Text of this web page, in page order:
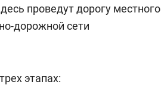
проведут дорогу местного
дорожной сети
этапах: